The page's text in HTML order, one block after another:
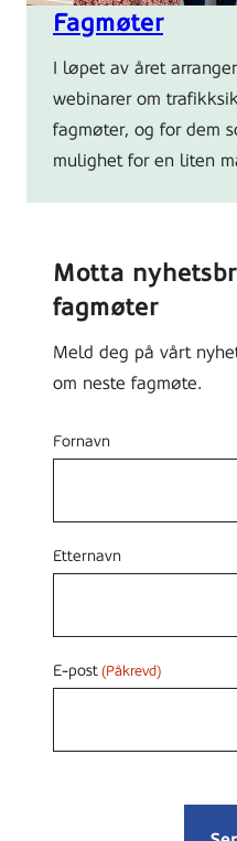
Fagmøter
I løpet av året
webinarer om
fagmøter, og for dem
mulighet for en liten
Motta
fagmøter
Meld deg på vårt
om neste fagmøte.
Fornavn
Etternavn
E-post (Påkrevd)